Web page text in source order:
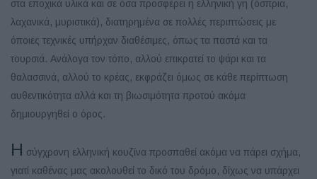
στα εποχικά υλικά και σε όσα προσφέρει η ελληνική γη (όσπρια,
λαχανικά, μυριστικά), διατηρημένα σε πολλές περιπτώσεις με
όποιες τεχνικές υπήρχαν διαθέσιμες, όπως τα παστά και τα
τουρσιά. Ανάλογα τον τόπο, αλλού επικρατεί το ψάρι και τα
θαλασσινά, αλλού το κρέας, εκφράζει όμως σε κάθε περίπτωση
αυθεντικότητα αλλά και τη βιωσιμότητα προτού ακόμα
δημιουργηθεί ο όρος.
Η σύγχρονη ελληνική κουζίνα προσπαθεί ακόμα να πάρει σχήμα,
γιατί καθένας μας ακολουθεί το δικό του δρόμο, δίχως να υπάρχει